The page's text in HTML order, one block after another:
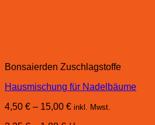
Bonsaierden Zuschlagstoffe
Hausmischung für Nadelbäume
4,50 € – 15,00 € inkl. Mwst.